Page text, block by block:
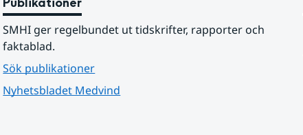
SMHI ger regelbundet ut tidskrifter, rapporter och
faktablad.
Sök publikationer
Nyhetsbladet Medvind